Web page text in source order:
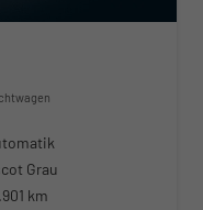
Grau
km